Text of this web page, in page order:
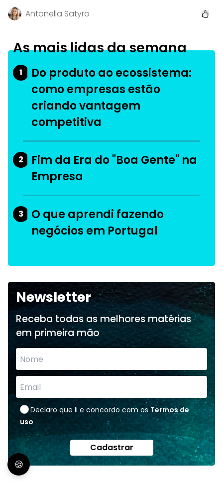
Antonella Satyro
As mais lidas da semana
1
Do produto ao ecossistema:
como empresas estão
criando vantagem
competitiva
2
Fim da Era do "Boa Gente" na
Empresa
3
O que aprendi fazendo
negócios em Portugal
Newsletter
Receba todas as melhores matérias
em primeira mão
Declaro que li e concordo com os Termos de
uso
Cadastrar
🍪